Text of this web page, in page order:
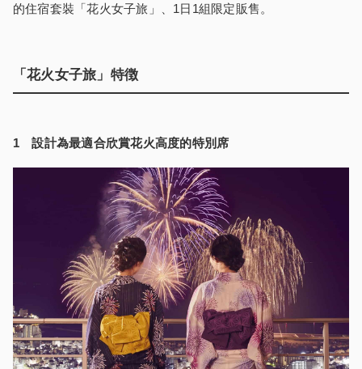
的住宿套裝「花火女子旅」、1日1組限定販售。
「花火女子旅」特徴
1設計為最適合欣賞花火高度的特別席